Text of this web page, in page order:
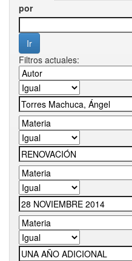
por
Filtros actuales: